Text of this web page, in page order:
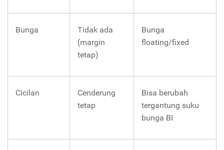
Bunga
Tidak ada
(margin
tetap)
Bunga
floating/fixed
Cicilan
Cenderung
tetap
Bisa berubah
tergantung suku
bunga BI